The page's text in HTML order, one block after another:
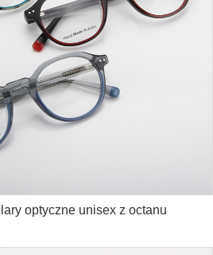
optyczne unisex z octanu